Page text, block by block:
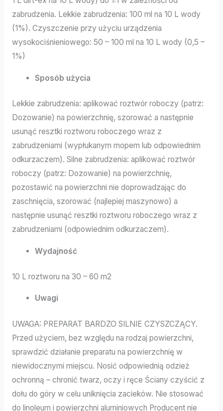
zabrudzenia. Lekkie zabrudzenia: 100 ml na 10 L wody
(1%). Czyszczenie przy użyciu urządzenia
wysokociśnieniowego: 50 – 100 ml na 10 L wody (0,5 –
1%)
Sposób użycia
Lekkie zabrudzenia: aplikować roztwór roboczy (patrz:
Dozowanie) na powierzchnię, szorować a następnie
usunąć resztki roztworu roboczego wraz z
zabrudzeniami (wypłukanym mopem lub odpowiednim
odkurzaczem). Silne zabrudzenia: aplikować roztwór
roboczy (patrz: Dozowanie) na powierzchnię,
pozostawić na powierzchni nie doprowadzając do
zaschnięcia, szorować (najlepiej maszynowo) a
następnie usunąć resztki roztworu roboczego wraz z
zabrudzeniami (odpowiednim odkurzaczem).
Wydajność
10 L roztworu na 30 – 60 m2
Uwagi
UWAGA: PREPARAT BARDZO SILNIE CZYSZCZĄCY.
Przed użyciem, bez względu na rodzaj powierzchni,
sprawdzić działanie preparatu na powierzchnię w
niewidocznymi miejscu. Nosić odpowiednią odzież
ochronną – chronić twarz, oczy i ręce Ściany czyścić z
dołu do góry w celu uniknięcia zacieków. Nie stosować
do linoleum i powierzchni aluminiowych Producent nie